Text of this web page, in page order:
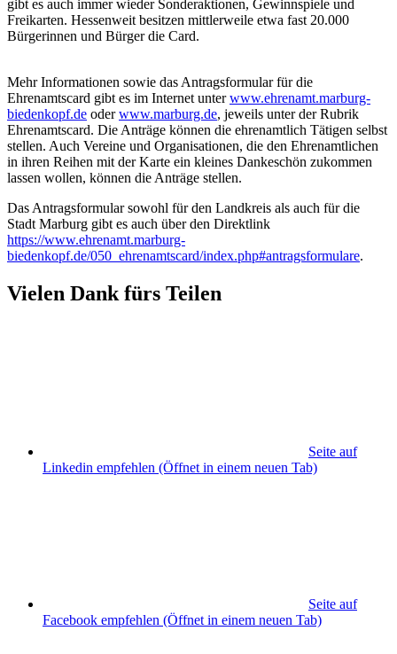
gibt es auch immer wieder Sonderaktionen, Gewinnspiele und
Freikarten. Hessenweit besitzen mittlerweile etwa fast 20.000
Bürgerinnen und Bürger die Card.
Mehr Informationen sowie das Antragsformular für die
Ehrenamtscard gibt es im Internet unterwww.ehrenamt.marburg-
biedenkopf.de oderwww.marburg.de, jeweils unter der Rubrik
Ehrenamtscard. Die Anträge können die ehrenamtlich Tätigen selbst
stellen. Auch Vereine und Organisationen, die den Ehrenamtlichen
in ihren Reihen mit der Karte ein kleines Dankeschön zukommen
lassen wollen, können die Anträge stellen.
Das Antragsformular sowohl für den Landkreis als auch für die
Stadt Marburg gibt es auch über den Direktlink
https://www.ehrenamt.marburg-
biedenkopf.de/050_ehrenamtscard/index.php#antragsformulare.
Vielen Dank fürs Teilen
Seite auf
Linkedin empfehlen (Öffnet in einem neuen Tab)
Seite auf
Facebook empfehlen (Öffnet in einem neuen Tab)